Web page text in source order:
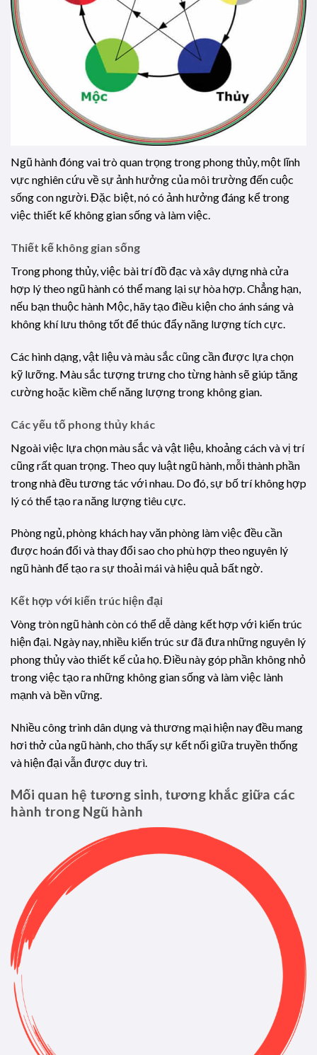
Ngũ hành đóng vai trò quan trọng trong phong thủy, một lĩnh
vực nghiên cứu về sự ảnh hưởng của môi trường đến cuộc
sống con người. Đặc biệt, nó có ảnh hưởng đáng kể trong
việc thiết kế không gian sống và làm việc.
Thiết kế không gian sống
Trong phong thủy, việc bài trí đồ đạc và xây dựng nhà cửa
hợp lý theo ngũ hành có thể mang lại sự hòa hợp. Chẳng hạn,
nếu bạn thuộc hành Mộc, hãy tạo điều kiện cho ánh sáng và
không khí lưu thông tốt để thúc đẩy năng lượng tích cực.
Các hình dạng, vật liệu và màu sắc cũng cần được lựa chọn
kỹ lưỡng. Màu sắc tượng trưng cho từng hành sẽ giúp tăng
cường hoặc kiềm chế năng lượng trong không gian.
Các yếu tố phong thủy khác
Ngoài việc lựa chọn màu sắc và vật liệu, khoảng cách và vị trí
cũng rất quan trọng. Theo quy luật ngũ hành, mỗi thành phần
trong nhà đều tương tác với nhau. Do đó, sự bố trí không hợp
lý có thể tạo ra năng lượng tiêu cực.
Phòng ngủ, phòng khách hay văn phòng làm việc đều cần
được hoán đổi và thay đổi sao cho phù hợp theo nguyên lý
ngũ hành để tạo ra sự thoải mái và hiệu quả bất ngờ.
Kết hợp với kiến trúc hiện đại
Vòng tròn ngũ hành còn có thể dễ dàng kết hợp với kiến trúc
hiện đại. Ngày nay, nhiều kiến trúc sư đã đưa những nguyên lý
phong thủy vào thiết kế của họ. Điều này góp phần không nhỏ
trong việc tạo ra những không gian sống và làm việc lành
mạnh và bền vững.
Nhiều công trình dân dụng và thương mại hiện nay đều mang
hơi thở của ngũ hành, cho thấy sự kết nối giữa truyền thống
và hiện đại vẫn được duy trì.
Mối quan hệ tương sinh, tương khắc giữa các
hành trong Ngũ hành